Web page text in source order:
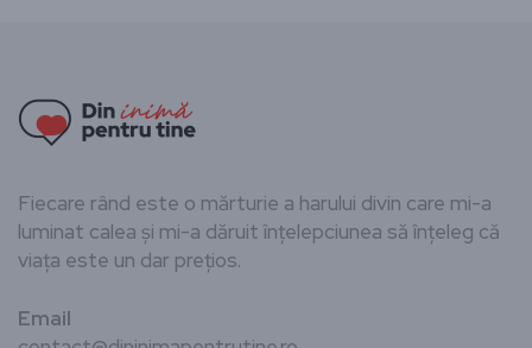
Fiecare rând este o mărturie a harului divin care mi-a
luminat calea și mi-a dăruit înțelepciunea să înțeleg că
viața este un dar prețios.
Email